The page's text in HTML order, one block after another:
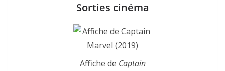
Sorties cinéma
Affiche de Captain